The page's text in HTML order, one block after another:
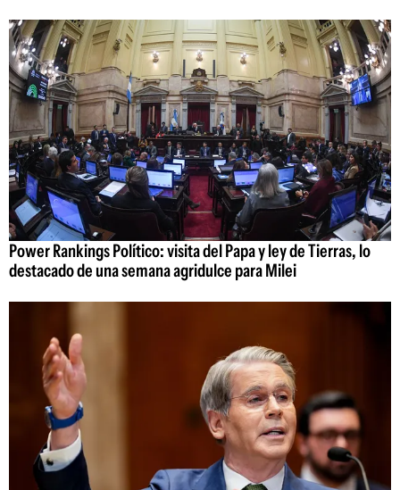
Power Rankings Político: visita del Papa y ley de Tierras, lo
destacado de una semana agridulce para Milei